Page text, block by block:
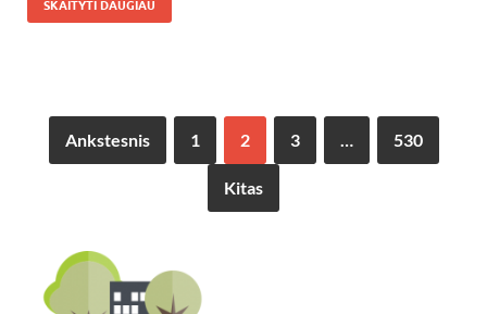
SKAITYTI DAUGIAU
Ankstesnis 1 2 3 … 530
Kitas